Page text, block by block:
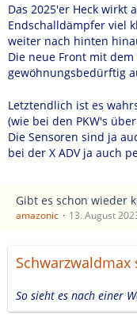
Das 2025'er Heck wirkt
Endschalldämpfer viel
weiter nach hinten
Die neue Front mit
gewöhnungsbedürftig
Letztendlich ist es
(wie bei den PKW's
Die Sensoren sind ja
bei der X ADV ja auch
Gibt es schon wieder
amazonic 13. August
Schwarzwaldmax
So sieht es nach einer